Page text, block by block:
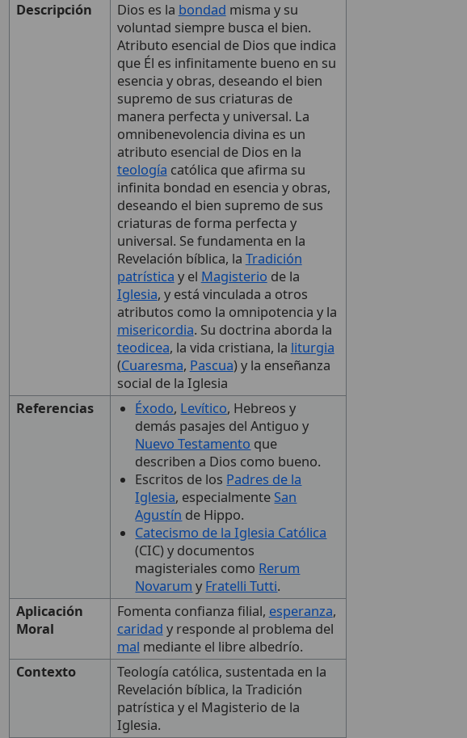
Descripción
Dios es la bondad misma y su
voluntad siempre busca el bien.
Atributo esencial de Dios que indica
que Él es infinitamente bueno en su
esencia y obras, deseando el bien
supremo de sus criaturas de
manera perfecta y universal. La
omnibenevolencia divina es un
atributo esencial de Dios en la
teología católica que afirma su
infinita bondad en esencia y obras,
deseando el bien supremo de sus
criaturas de forma perfecta y
universal. Se fundamenta en la
Revelación bíblica, la Tradición
patrística y el Magisterio de la
Iglesia, y está vinculada a otros
atributos como la omnipotencia y la
misericordia. Su doctrina aborda la
teodicea, la vida cristiana, la liturgia
(Cuaresma, Pascua) y la enseñanza
social de la Iglesia
Referencias
Éxodo, Levítico, Hebreos y
demás pasajes del Antiguo y
Nuevo Testamento que
describen a Dios como bueno.
Escritos de los Padres de la
Iglesia, especialmente San
Agustín de Hippo.
Catecismo de la Iglesia Católica
(CIC) y documentos
magisteriales como Rerum
Novarum y Fratelli Tutti.
Aplicación
Moral
Fomenta confianza filial, esperanza,
caridad y responde al problema del
mal mediante el libre albedrío.
Contexto
Teología católica, sustentada en la
Revelación bíblica, la Tradición
patrística y el Magisterio de la
Iglesia.